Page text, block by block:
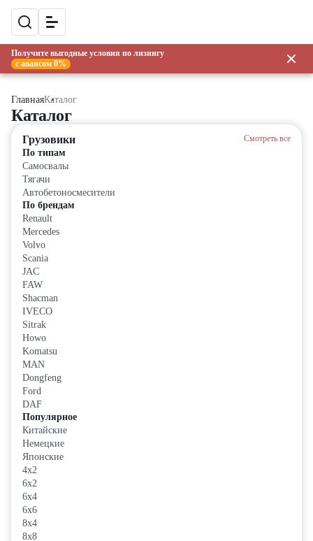
Получите выгодные условия по лизингу
с авансом 0%
ГлавнаяКаталог
Каталог
Грузовики Смотреть все
По типам
Самосвалы
Тягачи
Автобетоносмесители
По брендам
Renault
Mercedes
Volvo
Scania
JAC
FAW
Shacman
IVECO
Sitrak
Howo
Komatsu
MAN
Dongfeng
Ford
DAF
Популярное
Китайские
Немецкие
Японские
4x2
6x2
6x4
6x6
8x4
8x8